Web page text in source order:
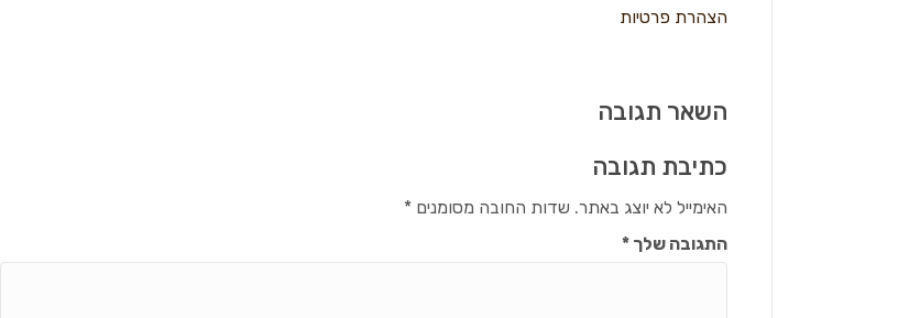
הצהרת פרטיות
השאר תגובה
כתיבת תגובה
האימייל לא יוצג באתר. שדות החובה מסומנים*
התגובה שלך*